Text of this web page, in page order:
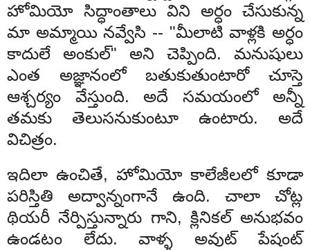
హోమియో సిద్ధాంతాలు విని అర్ధం చేసుకున్న
మా అమ్మాయి నవ్వేసి -- "మీలాటి వాళ్లకి అర్ధం
కాదులే అంకుల్" అని చెప్పింది. మనుషులు
ఎంత అజ్ఞానంలో బతుకుతుంటారో చూస్తె
ఆశ్చర్యం వేస్తుంది. అదే సమయంలో అన్నీ
తమకు తెలుసనుకుంటూ ఉంటారు. అదే
విచిత్రం.
ఇదిలా ఉంచితే, హోమియో కాలేజీలలో కూడా
పరిస్తితి అద్వాన్నంగానే ఉంది. చాలా చోట్ల
థియరీ నేర్పిస్తున్నారు గాని, క్లినికల్ అనుభవం
ఉండటం లేదు. వాళ్ళ అవుట్ పేషంట్